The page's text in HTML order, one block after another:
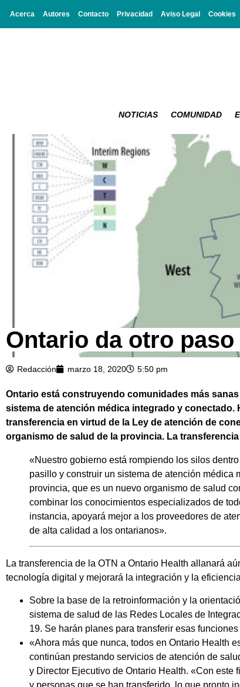
Acerca Autores Contacto Privacidad Aviso Legal Cookies
NOTICIAS COMUNIDAD
Ontario da otro
Redacción marzo 18, 2020 5:50 pm
Ontario está construyendo comunidades más
sistema de atención médica integrado y
transferencia en virtud de la Ley de atención de
organismo de salud de la provincia. La
«Nuestro gobierno está rompiendo los silos
pasillo y construir un sistema de atención médica
provincia, que es un nuevo organismo de salud
combinar los conocimientos especializados de
instancia, apoyará mejor a los proveedores de
de alta calidad a los ontarianos».
La transferencia de la OTN a Ontario Health allanará
tecnología digital y mejorará la integración y la
Sobre la base de la retroinformación y la
sistema de salud de las Redes Locales de
19. Se harán planes para transferir esas
«Ahora más que nunca, todos en Ontario Health
continúan prestando servicios de atención de
y Director Ejecutivo de Ontario Health. «Con
y personas que se han transferido, lo que pronto